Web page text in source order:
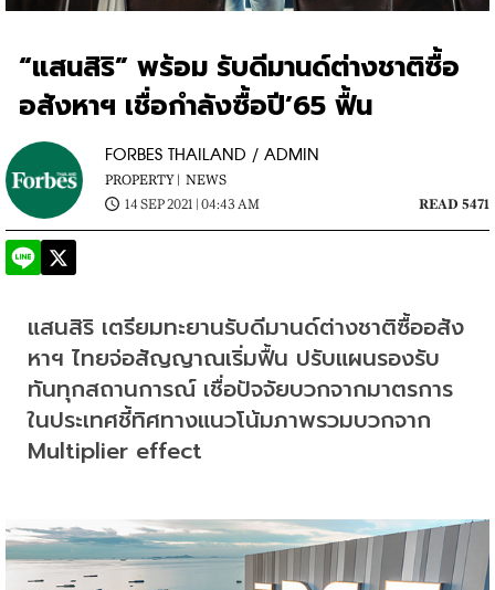
“แสนสิริ” พร้อม รับดีมานด์ต่างชาติซื้อ
อสังหาฯ เชื่อกำลังซื้อปี’65 ฟื้น
FORBES THAILAND / ADMIN
PROPERTY | NEWS
14 SEP 2021 | 04:43 AM
READ 5471
แสนสิริ เตรียมทะยานรับดีมานด์ต่างชาติซื้ออสัง
หาฯ ไทยจ่อสัญญาณเริ่มฟื้น ปรับแผนรองรับ
ทันทุกสถานการณ์ เชื่อปัจจัยบวกจากมาตรการ
ในประเทศชี้ทิศทางแนวโน้มภาพรวมบวกจาก
Multiplier effect